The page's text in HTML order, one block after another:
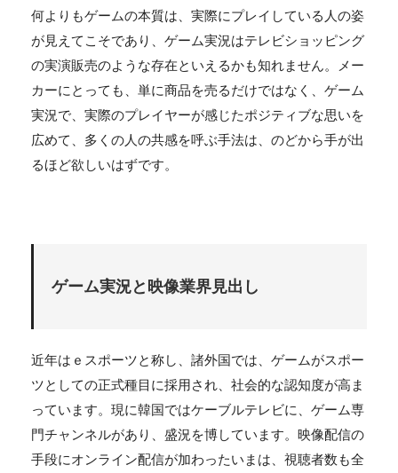
何よりもゲームの本質は、実際にプレイしている人の姿
が見えてこそであり、ゲーム実況はテレビショッピング
の実演販売のような存在といえるかも知れません。メー
カーにとっても、単に商品を売るだけではなく、ゲーム
実況で、実際のプレイヤーが感じたポジティブな思いを
広めて、多くの人の共感を呼ぶ手法は、のどから手が出
るほど欲しいはずです。
ゲーム実況と映像業界見出し
近年はｅスポーツと称し、諸外国では、ゲームがスポー
ツとしての正式種目に採用され、社会的な認知度が高ま
っています。現に韓国ではケーブルテレビに、ゲーム専
門チャンネルがあり、盛況を博しています。映像配信の
手段にオンライン配信が加わったいまは、視聴者数も全